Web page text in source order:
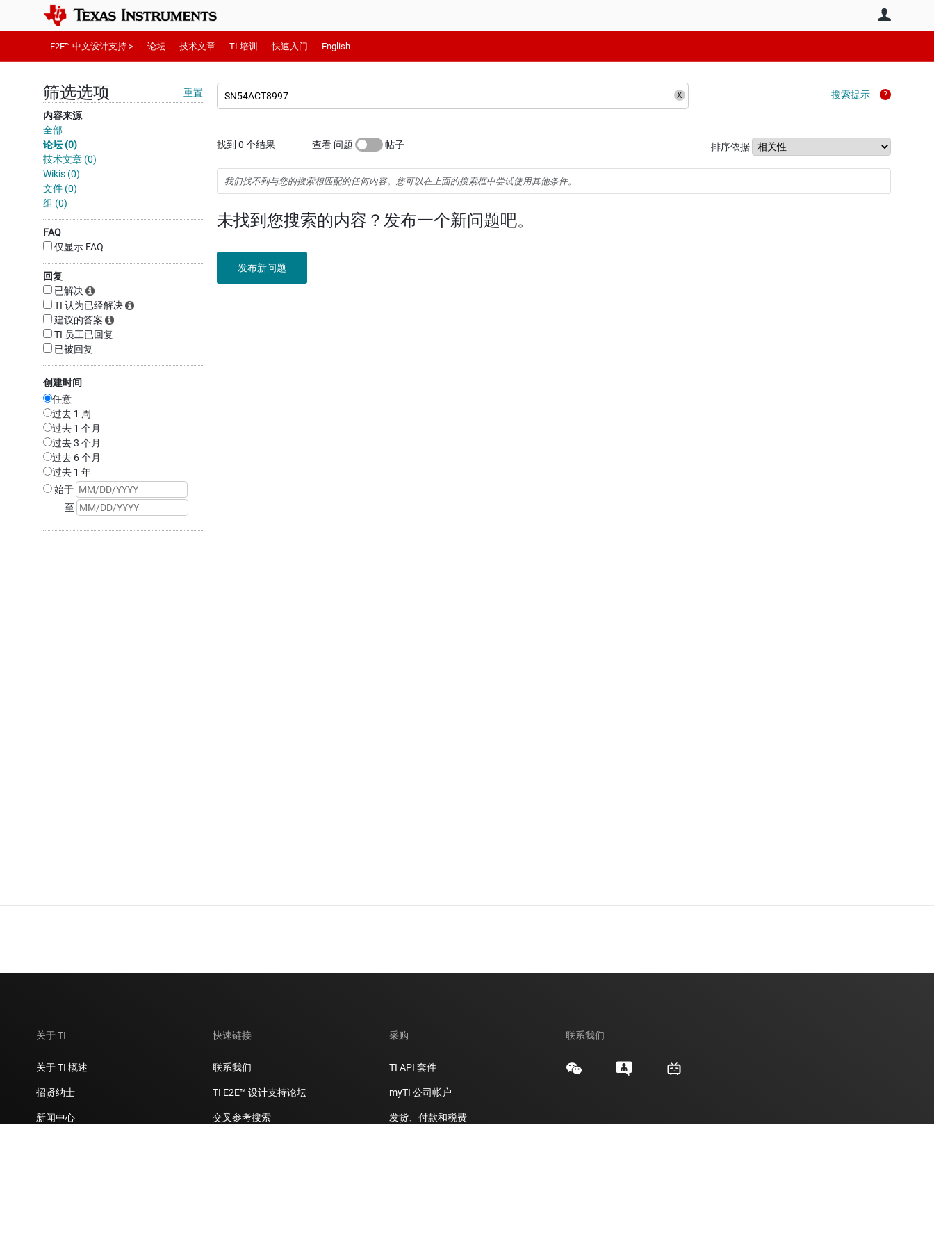
E2E™ 中文设计支持 > 论坛 技术文章 TI 培训 快速入门 English
筛选选项 重置
内容来源
全部
论坛 (0)
技术文章 (0)
Wikis (0)
文件 (0)
组 (0)
FAQ
仅显示 FAQ
回复
已解决
TI 认为已经解决
建议的答案
TI 员工已回复
已被回复
创建时间
任意
过去 1 周
过去 1 个月
过去 3 个月
过去 6 个月
过去 1 年
始于
至
搜索提示
找到 0 个结果 查看 问题 帖子 排序依据
我们找不到与您的搜索相匹配的任何内容。您可以在上面的搜索框中尝试使用其他条件。
未找到您搜索的内容？发布一个新问题吧。
发布新问题
关于 TI
关于 TI 概述
招贤纳士
新闻中心
快速链接
联系我们
TI E2E™ 设计支持论坛
交叉参考搜索
采购
TI API 套件
myTI 公司帐户
发货、付款和税费
联系我们